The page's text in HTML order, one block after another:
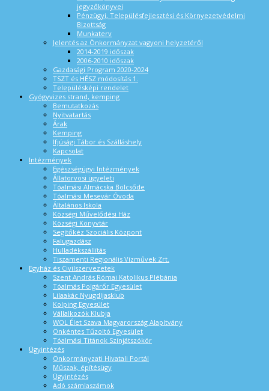
jegyzőkönyvei
Pénzügyi, Településfejlesztési és Környezetvédelmi
Bizottság
Munkaterv
Jelentés az Önkormányzat vagyoni helyzetéről
2014-2019 időszak
2006-2010 időszak
Gazdasági Program 2020-2024
TSZT és HÉSZ módosítás 1.
Településképi rendelet
Gyógyvizes strand, kemping
Bemutatkozás
Nyitvatartás
Árak
Kemping
Ifjúsági Tábor és Szálláshely
Kapcsolat
Intézmények
Egészségügyi Intézmények
Állatorvosi ügyeleti
Tóalmási Almácska Bölcsőde
Tóalmási Mesevár Óvoda
Általános Iskola
Községi Művelődési Ház
Községi Könyvtár
Segítőkéz Szociális Központ
Falugazdász
Hulladékszállítás
Tiszamenti Regionális Vízművek Zrt.
Egyház és Civilszervezetek
Szent András Római Katolikus Plébánia
Tóalmás Polgárőr Egyesület
Lilaakác Nyugdíjasklub
Kolping Egyesület
Vállalkozók Klubja
WOL Élet Szava Magyarország Alapítvány
Önkéntes Tűzoltó Egyesület
Tóalmási Titánok Színjátszókör
Ügyintézés
Önkormányzati Hivatali Portál
Műszak, építésügy
Ügyintézés
Adó számlaszámok